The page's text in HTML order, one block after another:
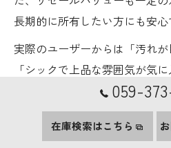
長期的に所有したい方にも安心
実際のユーザーからは「汚れが
「シックで上品な雰囲気が気
が多く、幅広い年齢層に支持
ナンスの手間を減らしたい方
好む方にはおすすめのカラー
059-
在庫検索はこちら